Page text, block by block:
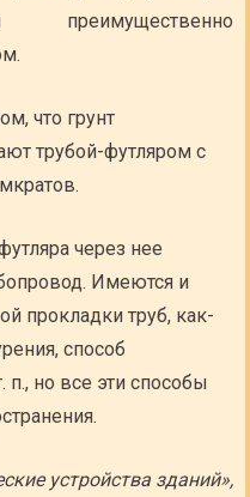
преимущественно
что грунт
трубой-футляром с
через нее
Имеются и
прокладки труб, как-
способ
п., но все эти способы
устройства зданий»,